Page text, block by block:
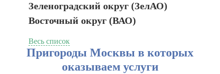
Зеленоградский округ (ЗелАО)
Восточный округ (ВАО)
Весь список
Пригороды Москвы в которых
оказываем услуги